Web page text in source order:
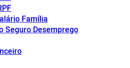
Família
Seguro Desemprego